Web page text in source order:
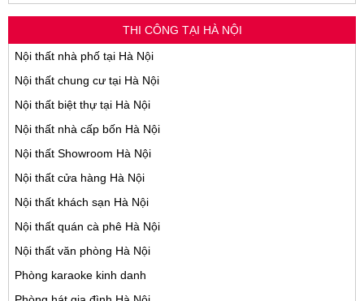
THI CÔNG TẠI HÀ NỘI
Nội thất nhà phố tại Hà Nội
Nội thất chung cư tại Hà Nội
Nội thất biệt thự tại Hà Nội
Nội thất nhà cấp bốn Hà Nội
Nội thất Showroom Hà Nội
Nội thất cửa hàng Hà Nội
Nội thất khách sạn Hà Nội
Nội thất quán cà phê Hà Nội
Nội thất văn phòng Hà Nội
Phòng karaoke kinh danh